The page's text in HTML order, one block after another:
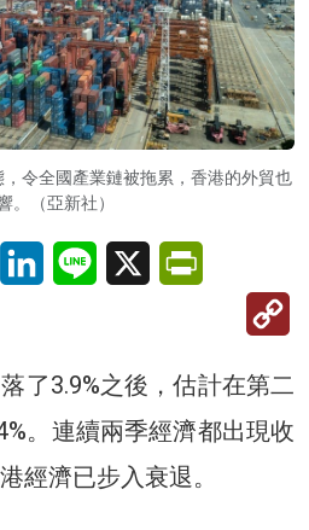
，令全國產業鏈被拖累，香港的外貿也
。（亞新社）
Email LinkedInLine X
了3.9%之後，估計在第二
。連續兩季經濟都出現收
經濟已步入衰退。